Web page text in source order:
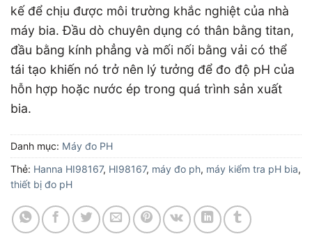
kế để chịu được môi trường khắc nghiệt của nhà
máy bia. Đầu dò chuyên dụng có thân bằng titan,
đầu bằng kính phẳng và mối nối bằng vải có thể
tái tạo khiến nó trở nên lý tưởng để đo độ pH của
hỗn hợp hoặc nước ép trong quá trình sản xuất
bia.
Danh mục: Máy đo PH
Thẻ: Hanna HI98167, HI98167, máy đo ph, máy kiểm tra pH bia,
thiết bị đo pH